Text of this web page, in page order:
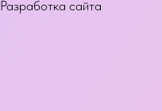
Разработка сайта